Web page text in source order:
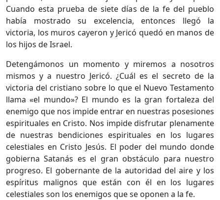
Cuando esta prueba de siete días de la fe del pueblo
había mostrado su excelencia, entonces llegó la
victoria, los muros cayeron y Jericó quedó en manos de
los hijos de Israel.
Detengámonos un momento y miremos a nosotros
mismos y a nuestro Jericó. ¿Cuál es el secreto de la
victoria del cristiano sobre lo que el Nuevo Testamento
llama «el mundo»? El mundo es la gran fortaleza del
enemigo que nos impide entrar en nuestras posesiones
espirituales en Cristo. Nos impide disfrutar plenamente
de nuestras bendiciones espirituales en los lugares
celestiales en Cristo Jesús. El poder del mundo donde
gobierna Satanás es el gran obstáculo para nuestro
progreso. El gobernante de la autoridad del aire y los
espíritus malignos que están con él en los lugares
celestiales son los enemigos que se oponen a la fe.